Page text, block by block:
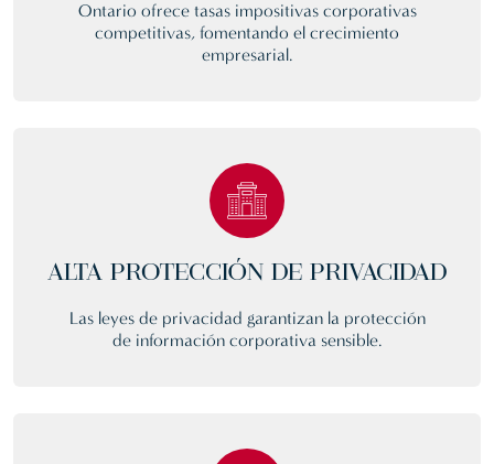
Ontario ofrece tasas impositivas corporativas
competitivas, fomentando el crecimiento
empresarial.
ALTA PROTECCIÓN DE PRIVACIDAD
Las leyes de privacidad garantizan la protección
de información corporativa sensible.